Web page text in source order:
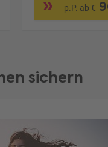
p.P. ab €
sichern